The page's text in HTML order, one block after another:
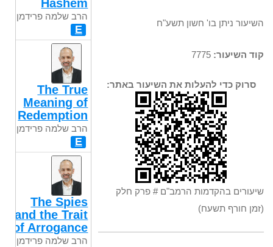
השיעור ניתן בו' חשון תשע"ח
קוד השיעור:
סרוק כדי להעלות את השיעור באתר:
שיעורים בהקדמות הרמב"ם # פרק חלק
(זמן חורף תשעח)
Hashem
הרב שלמה פרידמן
E
The True
Meaning of
Redemption
הרב שלמה פרידמן
E
The Spies
and the Trait
of Arrogance
הרב שלמה פרידמן